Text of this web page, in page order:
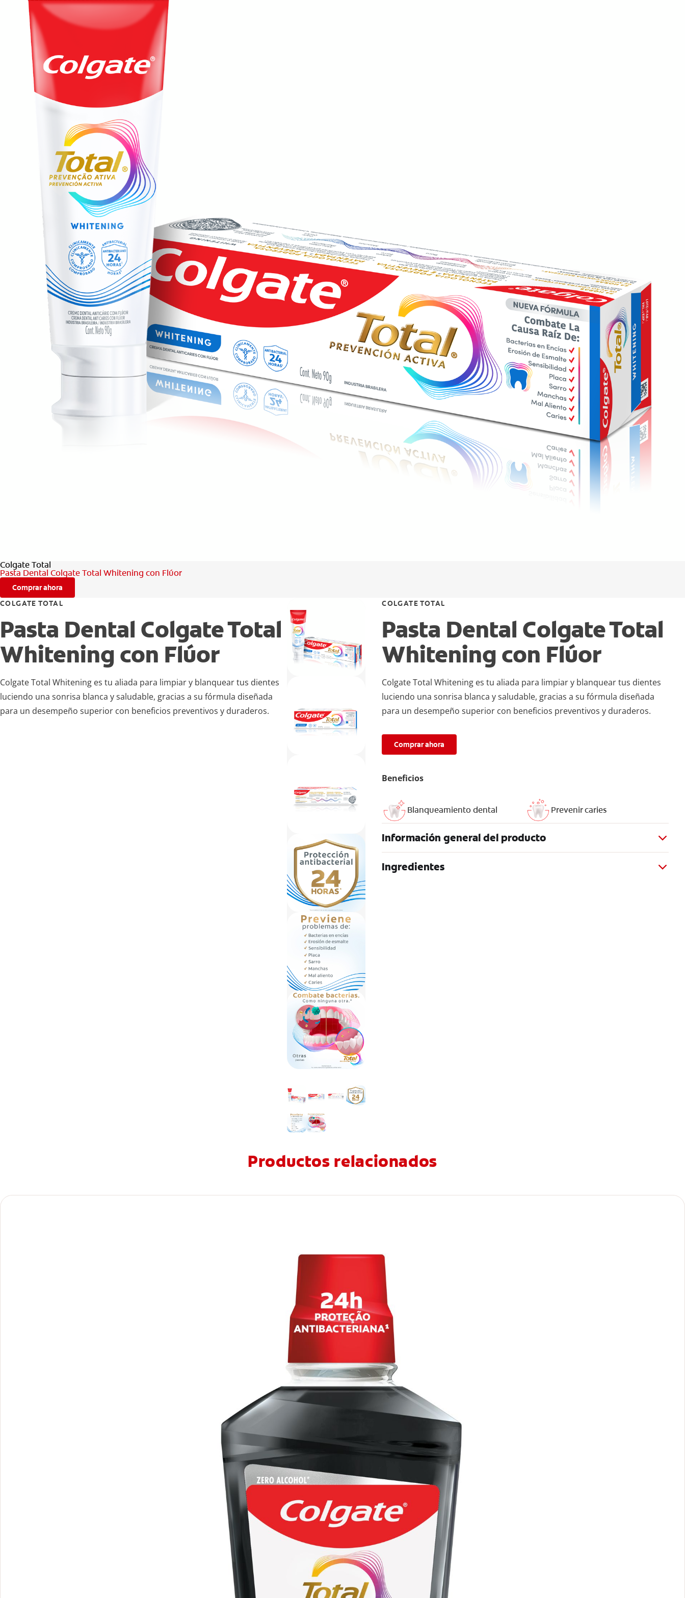
Colgate Total
Pasta Dental Colgate Total Whitening con Flúor
Comprar ahora
COLGATE TOTAL
Pasta Dental Colgate Total
Whitening con Flúor
Colgate Total Whitening es tu aliada para limpiar y blanquear tus dientes
luciendo una sonrisa blanca y saludable, gracias a su fórmula diseñada
para un desempeño superior con beneficios preventivos y duraderos.
COLGATE TOTAL
Pasta Dental Colgate Total
Whitening con Flúor
Colgate Total Whitening es tu aliada para limpiar y blanquear tus dientes
luciendo una sonrisa blanca y saludable, gracias a su fórmula diseñada
para un desempeño superior con beneficios preventivos y duraderos.
Comprar ahora
Beneficios
Blanqueamiento dental Prevenir caries
Información general del producto
Ingredientes
Productos relacionados